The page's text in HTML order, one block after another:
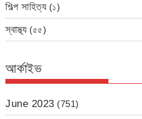
শিল্প সাহিত্য(১)
স্বাস্থ্য(৫৫)
আর্কাইভ
June 2023 (751)